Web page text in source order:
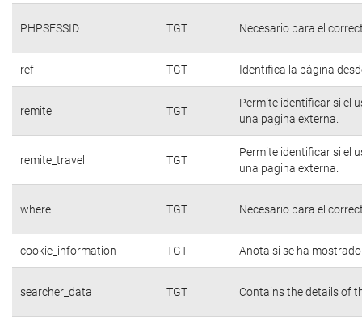
PHPSESSID TGT Necesario para el
ref TGT Identifica la página
remite TGT
Permite identificar si el
una pagina externa.
remite_travel TGT
Permite identificar si el
una pagina externa.
where TGT Necesario para el
cookie_information TGT Anota si se ha
searcher_data TGT Contains the details of